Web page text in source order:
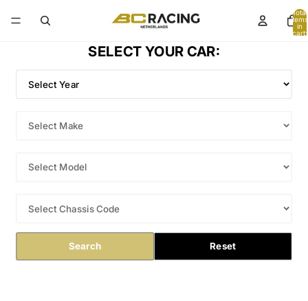
Total
items
in
cart:
SELECT YOUR CAR:
Search Reset